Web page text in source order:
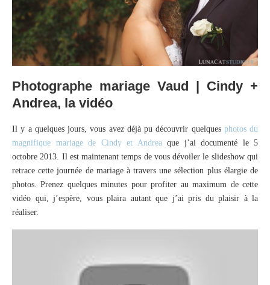
Photographe mariage Vaud | Cindy +
Andrea, la vidéo
Il y a quelques jours, vous avez déjà pu découvrir quelques photos du
magnifique mariage de Cindy et Andreaque j’ai documenté le 5
octobre 2013. Il est maintenant temps de vous dévoiler le slideshow qui
retrace cette journée de mariage à travers une sélection plus élargie de
photos. Prenez quelques minutes pour profiter au maximum de cette
vidéo qui, j’espère, vous plaira autant que j’ai pris du plaisir à la
réaliser.